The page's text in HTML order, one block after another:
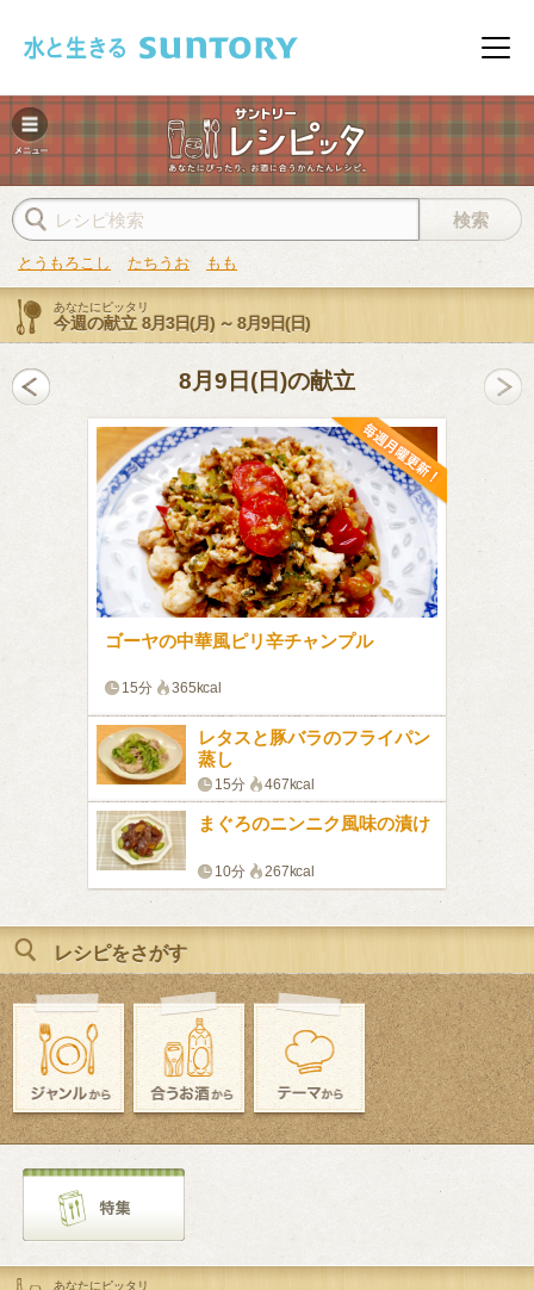
メニ
シピ
とうもろこし たちうお もも
あなたにピッタリ
今週の献立 8月3日(月) ～ 8月9日(日)
8月9日(日)の献立
ゴーヤの中華風ピリ辛チャンプル
15分 365kcal
レタスと豚バラのフライパン
蒸し
15分 467kcal
まぐろのニンニク風味の漬け
10分 267kcal
レシピをさがす
あなたにピッタリ